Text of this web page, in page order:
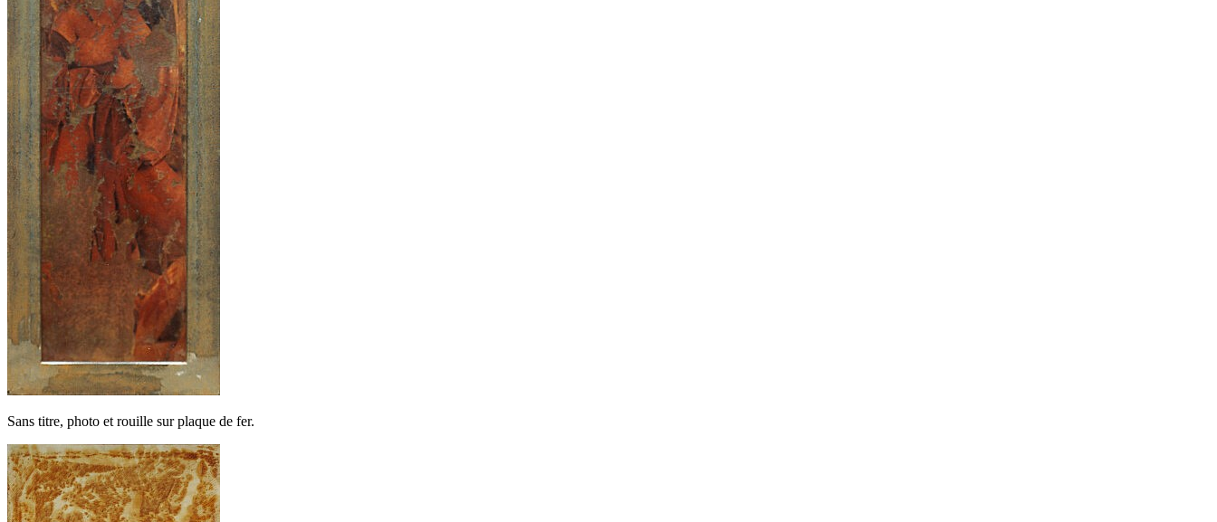
Sans titre, photo et rouille sur plaque de fer.